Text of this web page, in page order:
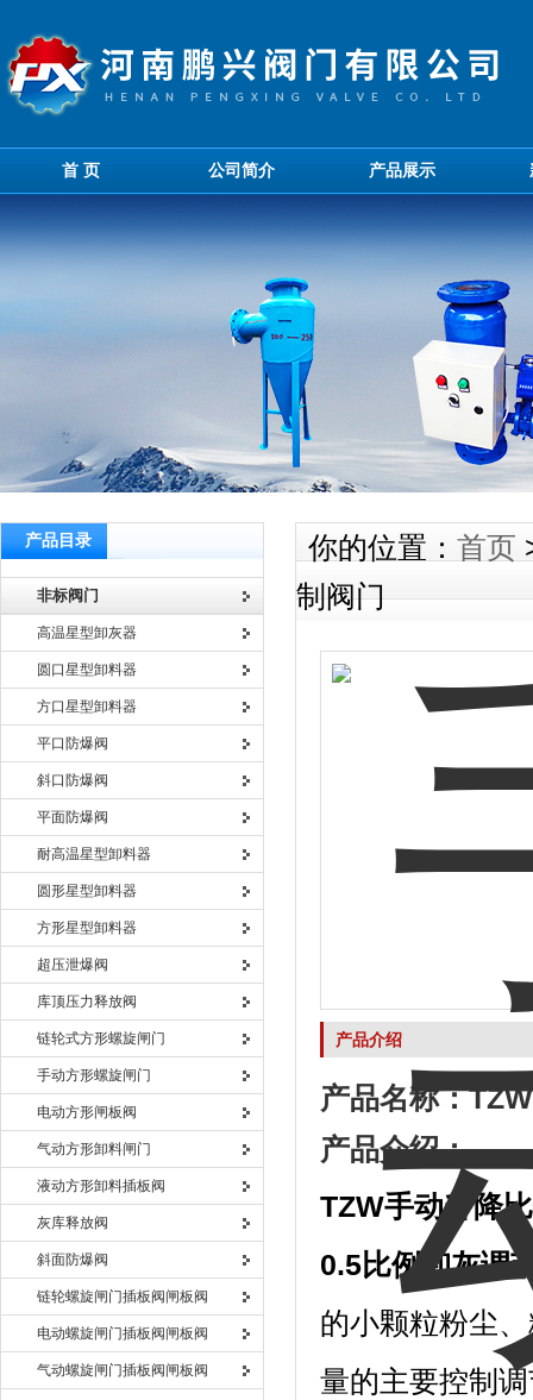
首 页 公司简介 产品展示
产品目录
非标阀门
高温星型卸灰器
圆口星型卸料器
方口星型卸料器
平口防爆阀
斜口防爆阀
平面防爆阀
耐高温星型卸料器
圆形星型卸料器
方形星型卸料器
超压泄爆阀
库顶压力释放阀
链轮式方形螺旋闸门
手动方形螺旋闸门
电动方形闸板阀
气动方形卸料闸门
液动方形卸料插板阀
灰库释放阀
斜面防爆阀
链轮螺旋闸门插板阀闸板阀
电动螺旋闸门插板阀闸板阀
气动螺旋闸门插板阀闸板阀
你的位置： 首页
制阀门
产品介绍
产品名称：TZW
产品介绍：
TZW手动升降
0.5比例卸灰调
的小颗粒粉尘
量的主要控制